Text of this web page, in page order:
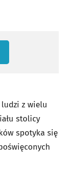
z wielu
stolicy
spotyka się